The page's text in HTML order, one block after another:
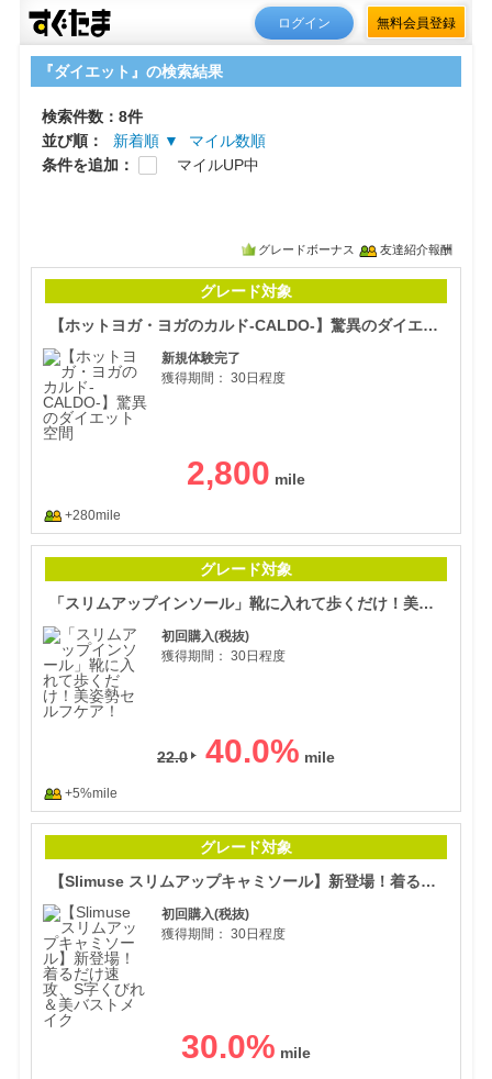
ログイン 無料会員登録
『ダイエット』の検索結果
検索件数：8件
並び順：
新着順 ▼
マイル数順
条件を追加：
マイルUP中
グレードボーナス 友達紹介報酬
グレード対象
【ホットヨガ・ヨガのカルド-CALDO-】驚異のダイエット空間
新規体験完了
獲得期間： 30日程度
2,800
+280mile
グレード対象
「スリムアップインソール」靴に入れて歩くだけ！美姿勢セルフケア！
初回購入(税抜)
獲得期間： 30日程度
22.0 40.0%
+5%mile
グレード対象
【Slimuse スリムアップキャミソール】新登場！着るだけ速攻、S字くびれ＆美バストメイク
初回購入(税抜)
獲得期間： 30日程度
30.0%